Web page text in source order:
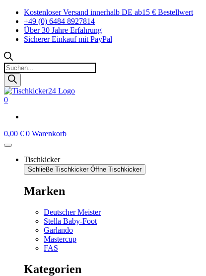
Zum
Inhalt
springen
Kostenloser Versand innerhalb DE ab15 € Bestellwert
+49 (0) 6484 8927814
Über 30 Jahre Erfahrung
Sicherer Einkauf mit PayPal
Products
search
0
0,00 € 0 Warenkorb
Tischkicker
Schließe Tischkicker Öffne Tischkicker
Marken
Deutscher Meister
Stella Baby-Foot
Garlando
Mastercup
FAS
Kategorien